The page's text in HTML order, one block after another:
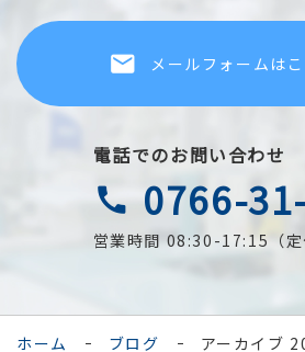
local_post_office メールフォームは
電話でのお問い合わせ
call 0766-
営業時間 08:30-17:15（定
ホーム ブログ アーカイブ